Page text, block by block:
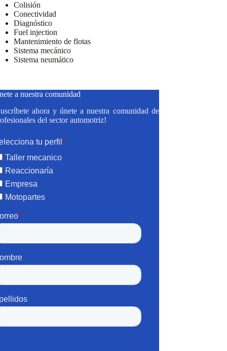
Colisión
Conectividad
Diagnóstico
Fuel injection
Mantenimiento de flotas
Sistema mecánico
Sistema neumático
a nuestra comunidad
ahora y únete a nuestra comunidad de
del sector automotriz!